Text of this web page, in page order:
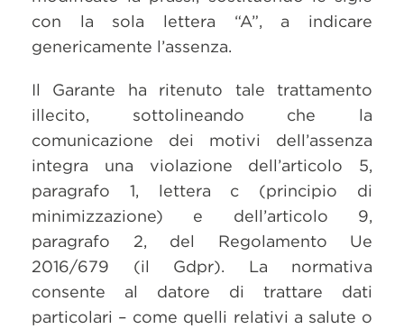
con la sola lettera “A”, a indicare
genericamente l’assenza.
Il Garante ha ritenuto tale trattamento
illecito, sottolineando che la
comunicazione dei motivi dell’assenza
integra una violazione dell’articolo 5,
paragrafo 1, lettera c (principio di
minimizzazione) e dell’articolo 9,
paragrafo 2, del Regolamento Ue
2016/679 (il Gdpr). La normativa
consente al datore di trattare dati
particolari – come quelli relativi a salute o